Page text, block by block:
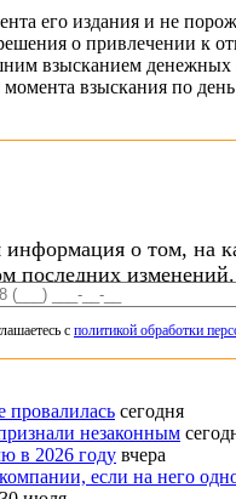
его издания и не
о привлечении к
взысканием денежных
взыскания по день
о том, на
последних изменений.
с политикой обработки
провалилась сегодня
незаконным
в 2026 году вчера
если на него